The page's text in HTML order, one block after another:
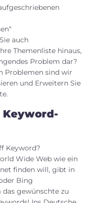
auch
Themenliste hinaus,
Problem dar?
Problemen sind wir
und Erweitern Sie
Keyword-
Keyword?
Wide Web wie ein
finden will, gibt in
Bing
gewünschte zu